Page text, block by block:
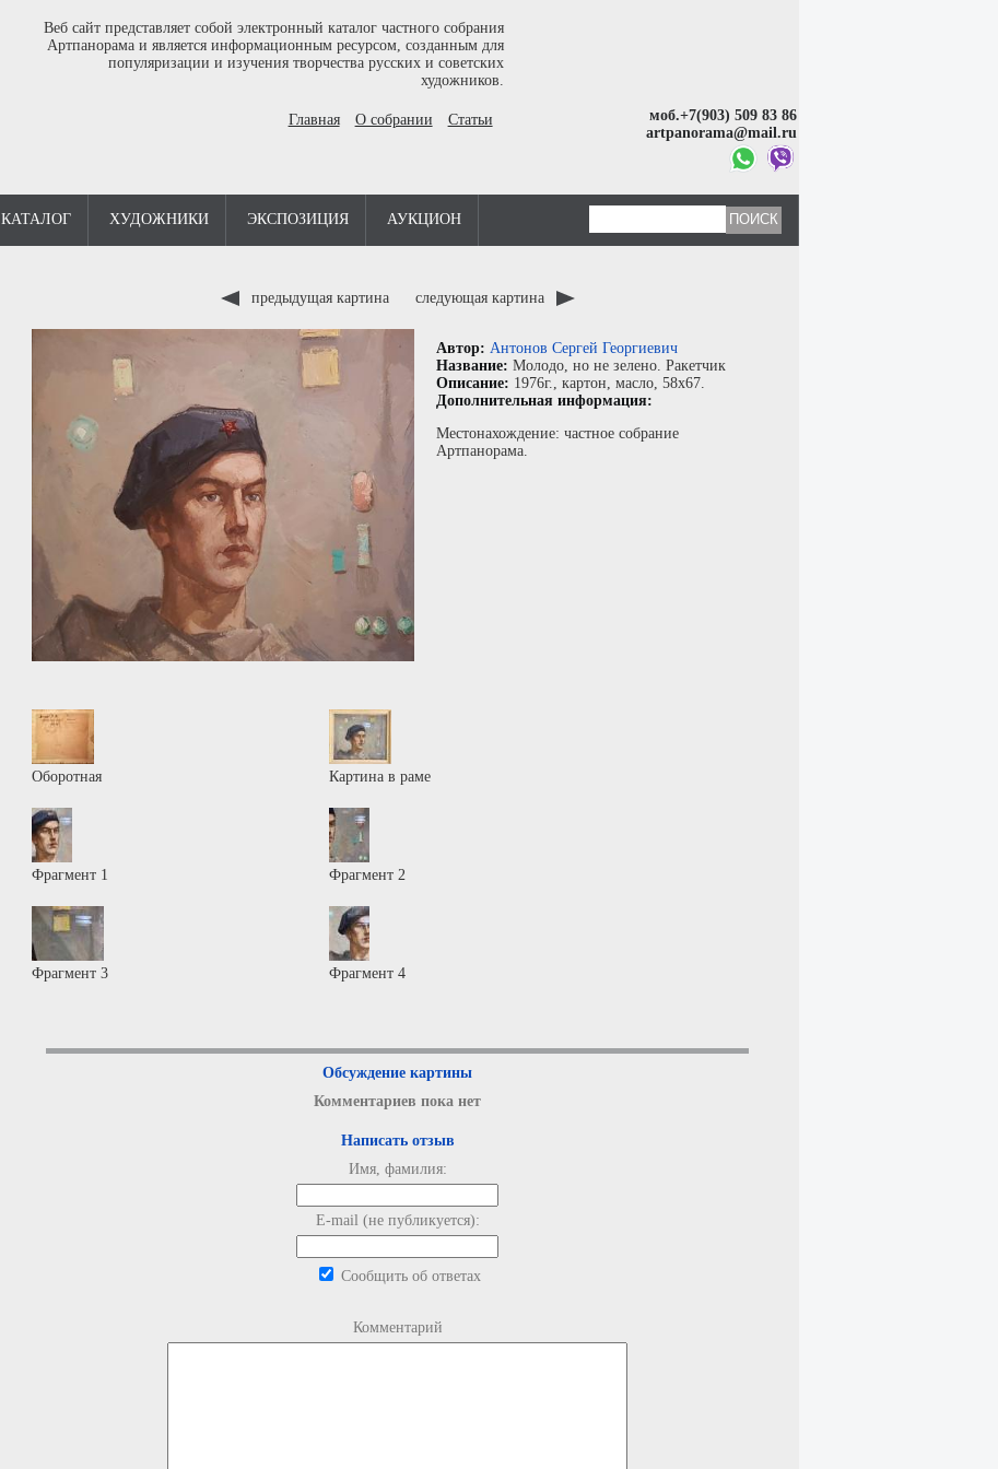
Веб сайт представляет собой электронный каталог частного собрания
Артпанорама и является информационным ресурсом, созданным для
популяризации и изучения творчества русских и советских
художников.
Главная О собрании Статьи
моб.+7(903) 509 83 86
artpanorama@mail.ru
КАТАЛОГ ХУДОЖНИКИ ЭКСПОЗИЦИЯ АУКЦИОН
предыдущая картина следующая картина
Автор: Антонов Сергей Георгиевич
Название: Молодо, но не зелено. Ракетчик
Описание: 1976г., картон, масло, 58x67.
Дополнительная информация:
Местонахождение: частное собрание
Артпанорама.
Оборотная Картина в раме
Фрагмент 1 Фрагмент 2
Фрагмент 3 Фрагмент 4
Обсуждение картины
Комментариев пока нет
Написать отзыв
Имя, фамилия:
E-mail (не публикуется):
Сообщить об ответах
Комментарий